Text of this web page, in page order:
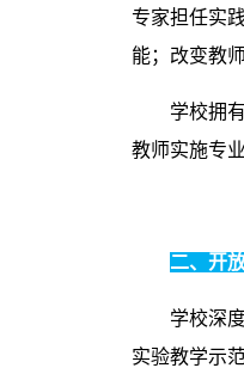
专家担任实
能；改变教
学校拥
教师实施专
二、开
学校深
实验教学示